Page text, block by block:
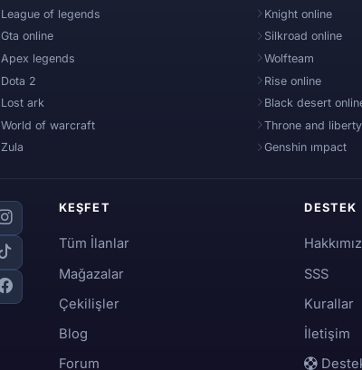
League of legends
Gta online
Apex legends
Dota 2
Lost ark
World of warcraft
Zula
Knight online
Silkroad online
Wolfteam
Rise online
Black desert
Throne and liberty
Genshin ımpact
KEŞFET
Tüm İlanlar
Mağazalar
Çekilişler
Blog
Forum
DESTEK
SSS
Kurallar
İletişim